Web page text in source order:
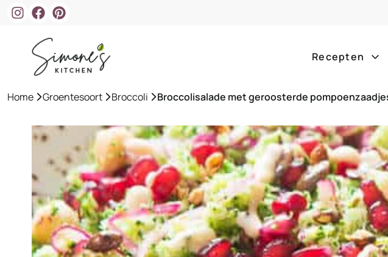
Recepten
ontbijt
lunch
Home »Groentesoort »Broccoli »Broccolisalade met geroosterde